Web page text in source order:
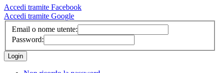
Accedi tramite Facebook
Accedi tramite Google
Email o nome utente:
Password: